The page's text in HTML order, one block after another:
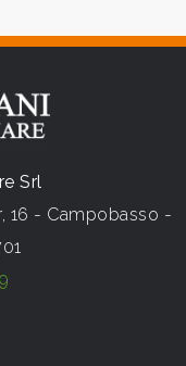
Srl
16 - Campobasso -